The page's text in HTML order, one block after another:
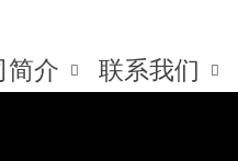
简介  联系我们 